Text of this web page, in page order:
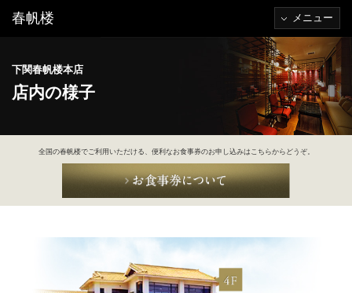
春帆楼 メニュー
下関春帆楼本店
店内の様子
全国の春帆楼でご利用いただける、便利なお食事券のお申し込みはこちらからどうぞ。